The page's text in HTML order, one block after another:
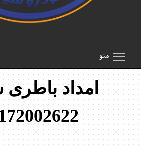
Search Results for 'toggle'
منو
امداد باطری